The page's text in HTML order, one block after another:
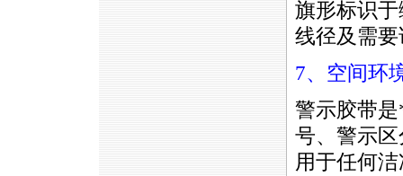
旗形标识
线径及需
7、空间环
警示胶带是
号、警示
用于任何